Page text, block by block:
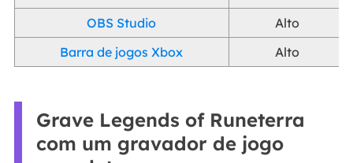
OBS Studio
Alto
Barra de jogos Xbox
Alto
Grave Legends of Runeterra
com um gravador de jogo